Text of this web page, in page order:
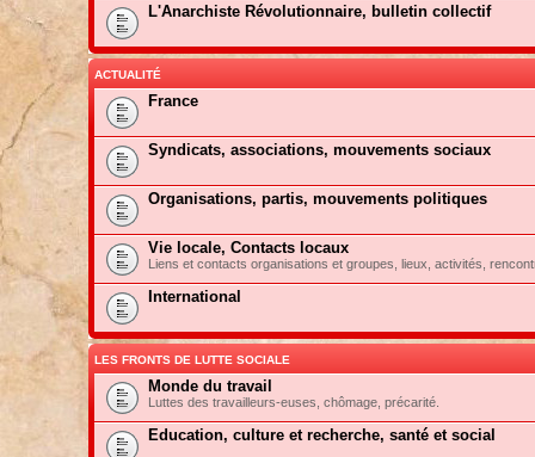
L'Anarchiste Révolutionnaire, bulletin collectif
ACTUALITÉ
France
Syndicats, associations, mouvements sociaux
Organisations, partis, mouvements politiques
Vie locale, Contacts locaux
Liens et contacts organisations et groupes, lieux, activités,
International
LES FRONTS DE LUTTE SOCIALE
Monde du travail
Luttes des travailleurs-euses, chômage, précarité.
Education, culture et recherche, santé et social